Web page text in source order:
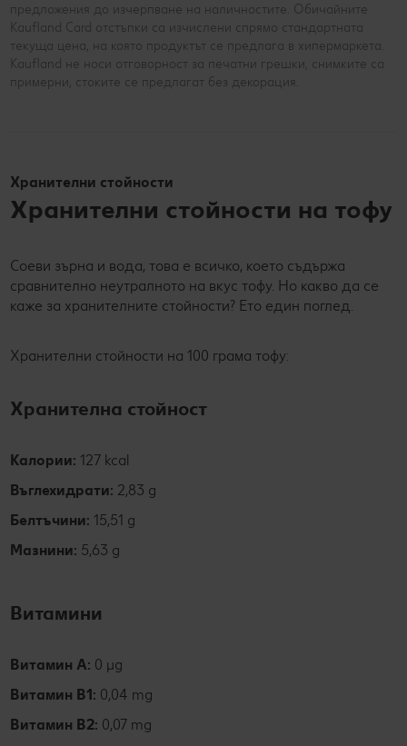
предложения до изчерпване на наличностите. Обичайните
Kaufland Card отстъпки са изчислени спрямо стандартната
текуща цена, на която продуктът се предлага в хипермаркета.
Kaufland не носи отговорност за печатни грешки, снимките са
примерни, стоките се предлагат без декорация.
Хранителни стойности
Хранителни стойности на тофу
Соеви зърна и вода, това е всичко, което съдържа
сравнително неутралното на вкус тофу. Но какво да се
каже за хранителните стойности? Ето един поглед.
Хранителни стойности на 100 грама тофу:
Хранителна стойност
Калории: 127 kcal
Въглехидрати: 2,83 g
Белтъчини: 15,51 g
Мазнини: 5,63 g
Витамини
Витамин А: 0 µg
Витамин B1: 0,04 mg
Витамин В2: 0,07 mg